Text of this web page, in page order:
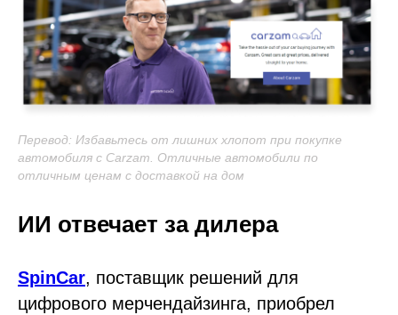
Перевод: Избавьтесь от лишних хлопот при покупке
автомобиля с Carzam. Отличные автомобили по
отличным ценам с доставкой на дом
ИИ отвечает за дилера
SpinCar, поставщик решений для
цифрового мерчендайзинга, приобрел